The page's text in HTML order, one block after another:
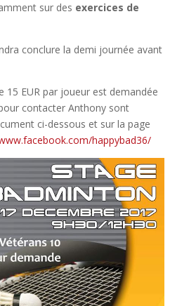
sur des exercices de
conclure la demi journée avant
15 EUR par joueur est demandée
contacter Anthony sont
ci-dessous et sur la page
happybad36/